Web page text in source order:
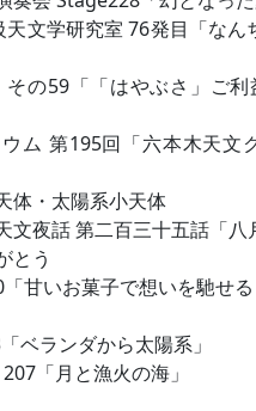
天文学研究室 76発目「な
の59「「はやぶさ」ご
ム 第195回「六本木天文
体・太陽系小天体
文夜話 第二百三十五話「八
とう
甘いお菓子で想いを馳せる
ベランダから太陽系」
「月と漁火の海」